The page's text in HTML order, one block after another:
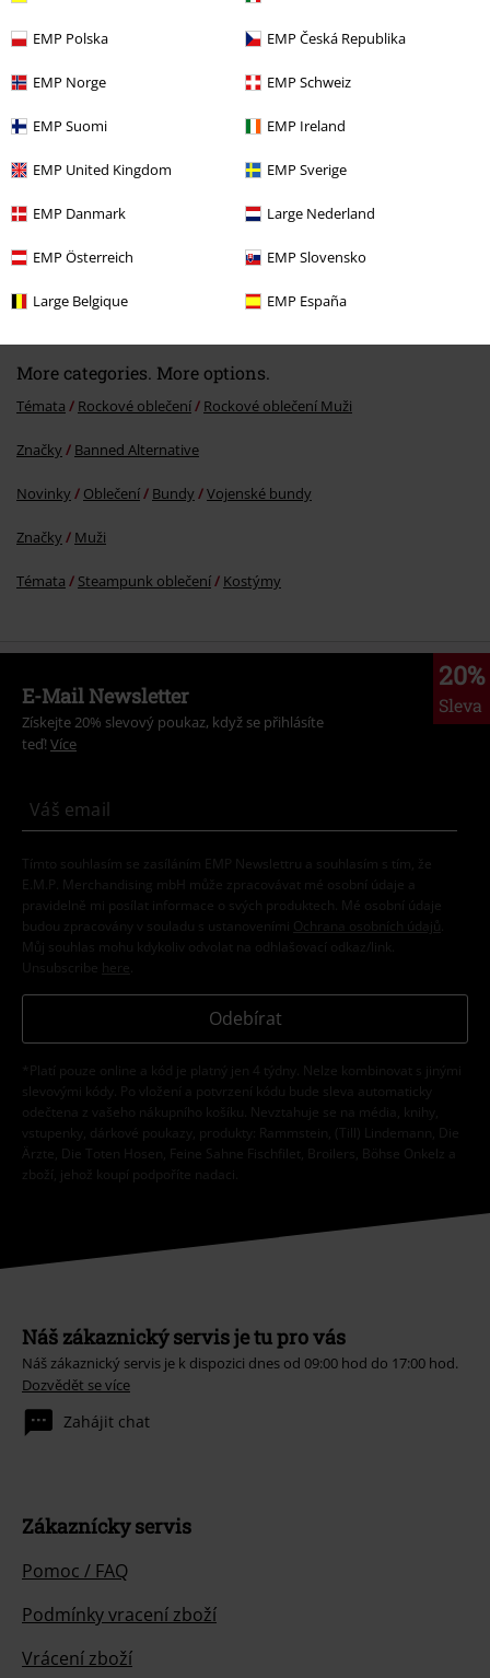
EMP Polska EMP Česká Republika
EMP Norge EMP Schweiz
EMP Suomi EMP Ireland
EMP United Kingdom EMP Sverige
EMP Danmark Large Nederland
EMP Österreich EMP Slovensko
Large Belgique EMP España
Naposledy navštívené
More categories. More options.
Témata Rockové oblečení Rockové oblečení Muži
Značky Banned Alternative
Novinky Oblečení Bundy Vojenské bundy
Značky Muži
Témata Steampunk oblečení Kostýmy
20%
Sleva
E-Mail Newsletter
Získejte 20% slevový poukaz, když se přihlásíte
teď! Více
Tímto souhlasím se zasíláním EMP Newslettru a souhlasím s tím, že
E.M.P. Merchandising mbH může zpracovávat mé osobní údaje a
pravidelně mi posílat informace o svých produktech. Mé osobní údaje
budou zpracovány v souladu s ustanoveními
Ochrana osobních údajů
Můj souhlas mohu kdykoliv odvolat na odhlašovací odkaz/link.
Unsubscribe here
Odebírat
*Platí pouze online a kód je platný jen 4 týdny. Nelze kombinovat s jinými
slevovými kódy. Po vložení a potvrzení kódu bude sleva automaticky
odečtena z vašeho nákupního košíku. Nevztahuje se na média, knihy,
vstupenky, dárkové poukazy, produkty: Rammstein, (Till) Lindemann, Die
Ärzte, Die Toten Hosen, Feine Sahne Fischfilet, Broilers, Böhse Onkelz a
zboží, jehož koupí podpoříte nadaci.
Náš zákaznický servis je tu pro vás
Náš zákaznický servis je k dispozici dnes od 09:00 hod do 17:00 hod.
Dozvědět se více
Zahájit chat
Zákaznícky servis
Pomoc / FAQ
Podmínky vracení zboží
Vrácení zboží